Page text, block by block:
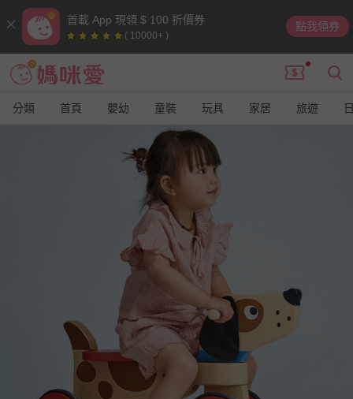
首載 App 現領 $ 100 折價券
( 10000+ )
點我領券
分類 首頁 嬰幼 童裝 玩具 家居 旅遊